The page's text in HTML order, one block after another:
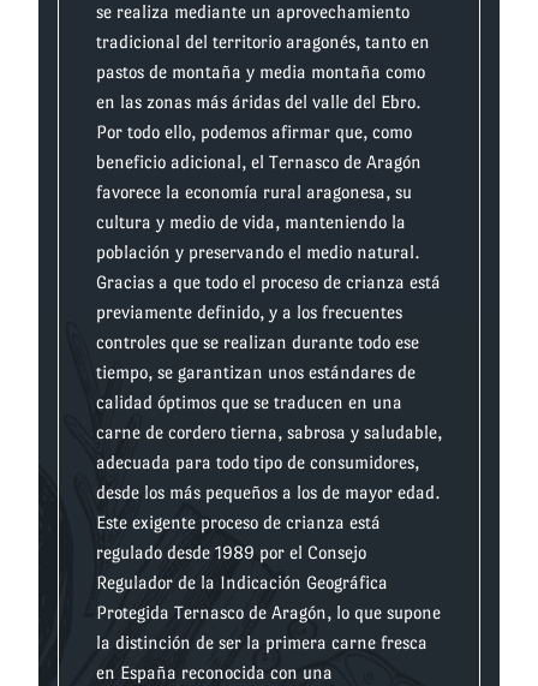
se realiza mediante un aprovechamiento
tradicional del territorio aragonés, tanto en
pastos de montaña y media montaña como
en las zonas más áridas del valle del Ebro.
Por todo ello, podemos afirmar que, como
beneficio adicional, el Ternasco de Aragón
favorece la economía rural aragonesa, su
cultura y medio de vida, manteniendo la
población y preservando el medio natural.
Gracias a que todo el proceso de crianza está
previamente definido, y a los frecuentes
controles que se realizan durante todo ese
tiempo, se garantizan unos estándares de
calidad óptimos que se traducen en una
carne de cordero tierna, sabrosa y saludable,
adecuada para todo tipo de consumidores,
desde los más pequeños a los de mayor edad.
Este exigente proceso de crianza está
regulado desde 1989 por el Consejo
Regulador de la Indicación Geográfica
Protegida Ternasco de Aragón, lo que supone
la distinción de ser la primera carne fresca
en España reconocida con una